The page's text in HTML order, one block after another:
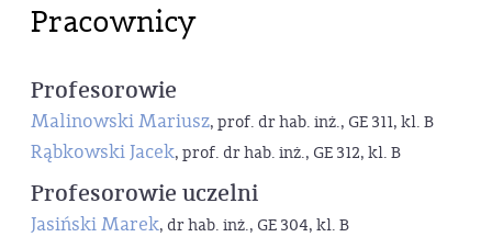
Pracownicy
Profesorowie
Malinowski Mariusz, prof. dr hab. inż., GE 311, kl. B
Rąbkowski Jacek, prof. dr hab. inż., GE 312, kl. B
Profesorowie uczelni
Jasiński Marek, dr hab. inż., GE 304, kl. B